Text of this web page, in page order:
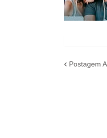
Postagem